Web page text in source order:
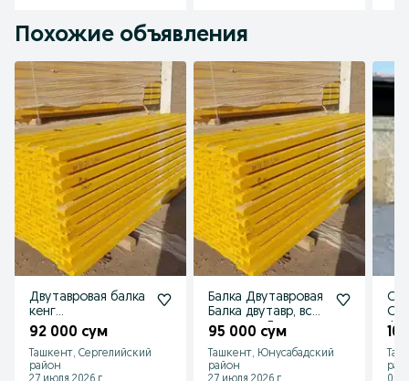
Похожие объявления
Двутавровая балка
кенг
асортиментда
92 000 сум
Ташкент, Сергелийский
район
Балка Двутавровая
Балка двутавр, все
размеры Доставка
оптом /Доставка
95 000 сум
Ташкент, Юнусабадский
район